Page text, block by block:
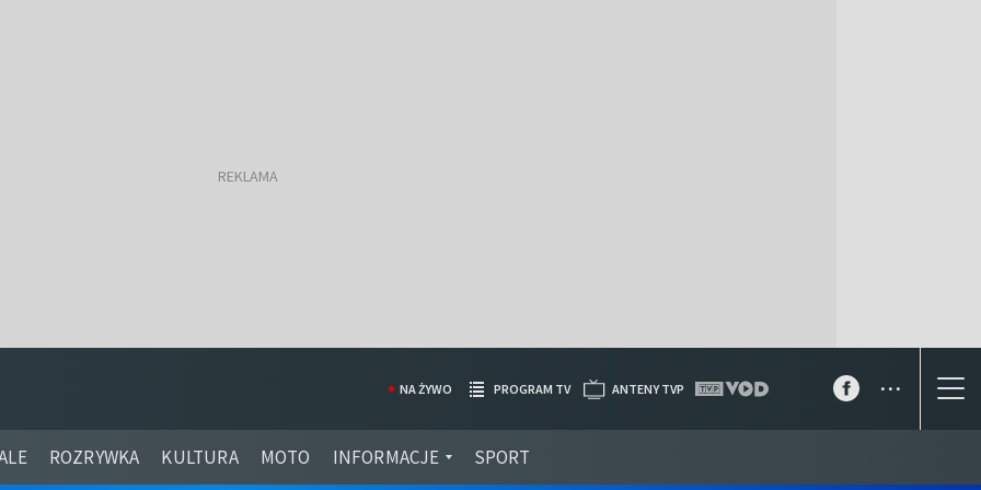
ROZRYWKA KULTURA MOTO INFORMACJE SPORT
NA ŻYWO PROGRAM TV ANTENY TVP ...